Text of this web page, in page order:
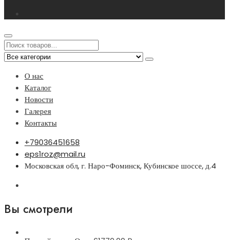
О нас
Каталог
Новости
Галерея
Контакты
+79036451658
eps1roz@mail.ru
Московская обл, г. Наро-Фоминск, Кубинское шоссе, д.4
Вы смотрели